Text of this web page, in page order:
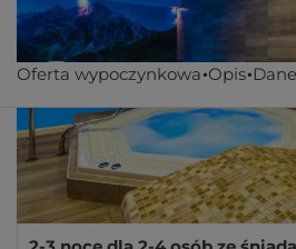
Oferta wypoczynkowa Opis